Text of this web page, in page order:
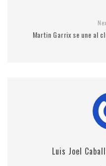
Martin Garrix se une al
Luis Joel